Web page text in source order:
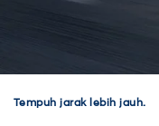
Tempuh jarak lebih jauh.